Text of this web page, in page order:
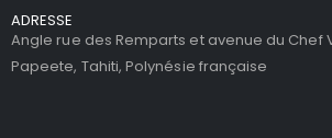
ADRESSE
Angle rue des Remparts et avenue du Chef
Papeete, Tahiti, Polynésie française